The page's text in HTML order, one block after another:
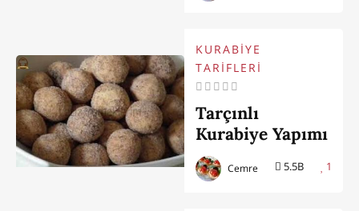
KURABİYE
TARİFLERİ
Tarçınlı
Kurabiye Yapımı
5.5B 1
Cemre